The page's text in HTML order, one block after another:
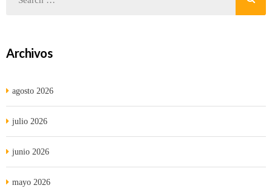
Archivos
agosto 2026
julio 2026
junio 2026
mayo 2026